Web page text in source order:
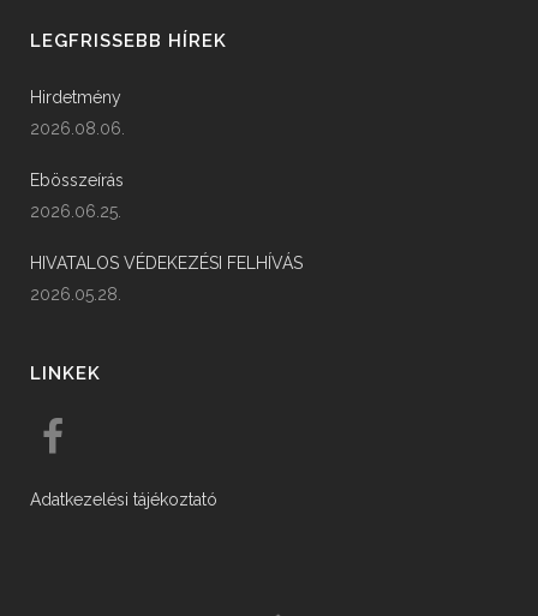
LEGFRISSEBB HÍREK
Hirdetmény
2026.08.06.
Ebösszeírás
2026.06.25.
HIVATALOS VÉDEKEZÉSI FELHÍVÁS
2026.05.28.
LINKEK
Adatkezelési tájékoztató